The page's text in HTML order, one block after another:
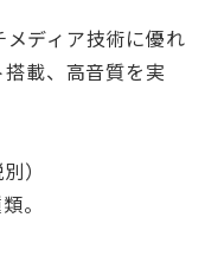
ディア技術に優れ
載、高音質を実
）
。